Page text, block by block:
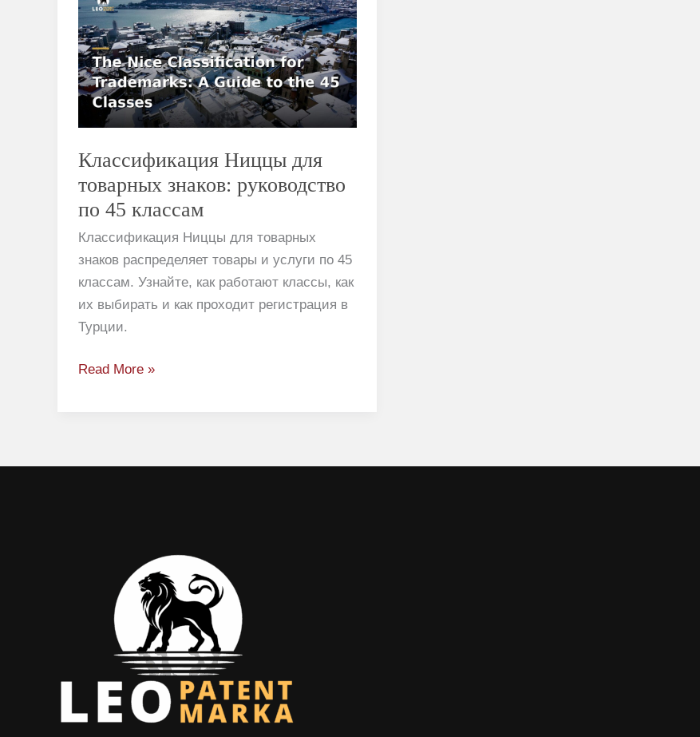
Классификация Ниццы для
товарных знаков: руководство
по 45 классам
Классификация Ниццы для товарных
знаков распределяет товары и услуги по 45
классам. Узнайте, как работают классы, как
их выбирать и как проходит регистрация в
Турции.
Ниццы
для
товарных
знаков:
руководство
по
классам
Read More »